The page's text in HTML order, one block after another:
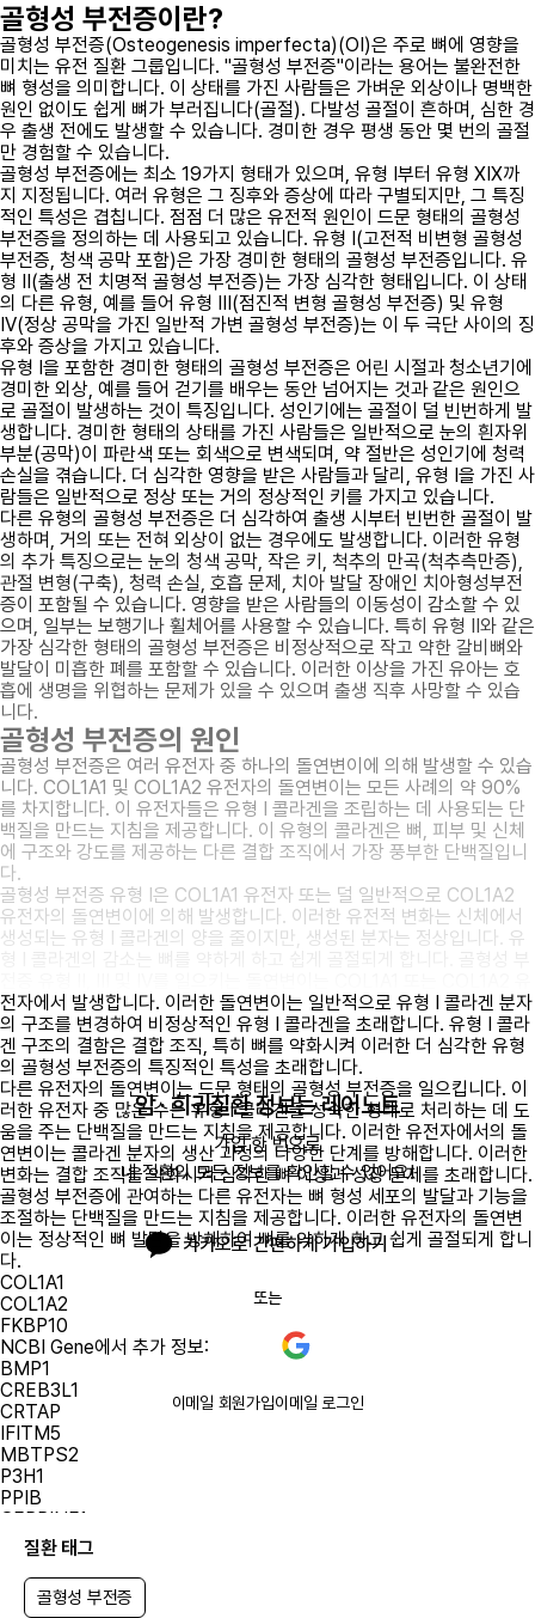
골형성 부전증이란?
골형성 부전증(Osteogenesis imperfecta)(OI)은 주로 뼈에 영향을
미치는 유전 질환 그룹입니다. "골형성 부전증"이라는 용어는 불완전한
뼈 형성을 의미합니다. 이 상태를 가진 사람들은 가벼운 외상이나 명백한
원인 없이도 쉽게 뼈가 부러집니다(골절). 다발성 골절이 흔하며, 심한 경
우 출생 전에도 발생할 수 있습니다. 경미한 경우 평생 동안 몇 번의 골절
만 경험할 수 있습니다.
골형성 부전증에는 최소 19가지 형태가 있으며, 유형 I부터 유형 XIX까
지 지정됩니다. 여러 유형은 그 징후와 증상에 따라 구별되지만, 그 특징
적인 특성은 겹칩니다. 점점 더 많은 유전적 원인이 드문 형태의 골형성
부전증을 정의하는 데 사용되고 있습니다. 유형 I(고전적 비변형 골형성
부전증, 청색 공막 포함)은 가장 경미한 형태의 골형성 부전증입니다. 유
형 II(출생 전 치명적 골형성 부전증)는 가장 심각한 형태입니다. 이 상태
의 다른 유형, 예를 들어 유형 III(점진적 변형 골형성 부전증) 및 유형
IV(정상 공막을 가진 일반적 가변 골형성 부전증)는 이 두 극단 사이의 징
후와 증상을 가지고 있습니다.
유형 I을 포함한 경미한 형태의 골형성 부전증은 어린 시절과 청소년기에
경미한 외상, 예를 들어 걷기를 배우는 동안 넘어지는 것과 같은 원인으
로 골절이 발생하는 것이 특징입니다. 성인기에는 골절이 덜 빈번하게 발
생합니다. 경미한 형태의 상태를 가진 사람들은 일반적으로 눈의 흰자위
부분(공막)이 파란색 또는 회색으로 변색되며, 약 절반은 성인기에 청력
손실을 겪습니다. 더 심각한 영향을 받은 사람들과 달리, 유형 I을 가진 사
람들은 일반적으로 정상 또는 거의 정상적인 키를 가지고 있습니다.
다른 유형의 골형성 부전증은 더 심각하여 출생 시부터 빈번한 골절이 발
생하며, 거의 또는 전혀 외상이 없는 경우에도 발생합니다. 이러한 유형
의 추가 특징으로는 눈의 청색 공막, 작은 키, 척추의 만곡(척추측만증),
관절 변형(구축), 청력 손실, 호흡 문제, 치아 발달 장애인 치아형성부전
증이 포함될 수 있습니다. 영향을 받은 사람들의 이동성이 감소할 수 있
으며, 일부는 보행기나 휠체어를 사용할 수 있습니다. 특히 유형 II와 같은
가장 심각한 형태의 골형성 부전증은 비정상적으로 작고 약한 갈비뼈와
발달이 미흡한 폐를 포함할 수 있습니다. 이러한 이상을 가진 유아는 호
흡에 생명을 위협하는 문제가 있을 수 있으며 출생 직후 사망할 수 있습
니다.
골형성 부전증의 원인
골형성 부전증은 여러 유전자 중 하나의 돌연변이에 의해 발생할 수 있습
니다. COL1A1 및 COL1A2 유전자의 돌연변이는 모든 사례의 약 90%
를 차지합니다. 이 유전자들은 유형 I 콜라겐을 조립하는 데 사용되는 단
백질을 만드는 지침을 제공합니다. 이 유형의 콜라겐은 뼈, 피부 및 신체
에 구조와 강도를 제공하는 다른 결합 조직에서 가장 풍부한 단백질입니
다.
골형성 부전증 유형 I은 COL1A1 유전자 또는 덜 일반적으로 COL1A2
유전자의 돌연변이에 의해 발생합니다. 이러한 유전적 변화는 신체에서
생성되는 유형 I 콜라겐의 양을 줄이지만, 생성된 분자는 정상입니다. 유
전자에서 발생합니다. 이러한 돌연변이는 일반적으로 유형 I 콜라겐 분자
의 구조를 변경하여 비정상적인 유형 I 콜라겐을 초래합니다. 유형 I 콜라
겐 구조의 결함은 결합 조직, 특히 뼈를 약화시켜 이러한 더 심각한 유형
의 골형성 부전증의 특징적인 특성을 초래합니다.
다른 유전자의 돌연변이는 드문 형태의 골형성 부전증을 일으킵니다. 이
러한 유전자 중 많은 수는 유형 I 콜라겐을 성숙한 형태로 처리하는 데 도
움을 주는 단백질을 만드는 지침을 제공합니다. 이러한 유전자에서의 돌
연변이는 콜라겐 분자의 생산 과정의 다양한 단계를 방해합니다. 이러한
변화는 결합 조직을 약화시켜 심각한 뼈 이상과 성장 문제를 초래합니다.
골형성 부전증에 관여하는 다른 유전자는 뼈 형성 세포의 발달과 기능을
조절하는 단백질을 만드는 지침을 제공합니다. 이러한 유전자의 돌연변
이는 정상적인 뼈 발달을 방해하여 뼈를 약하게 하고 쉽게 골절되게 합니
다.
COL1A1
COL1A2
FKBP10
NCBI Gene에서 추가 정보:
BMP1
CREB3L1
CRTAP
IFITM5
MBTPS2
P3H1
PPIB
SERPINF1
SERPINH1
SP7
SPARC
TENT5A
암 · 희귀질환 정보는 레어노트
가입 한 번으로
내 질환의 모든 정보를 확인할 수 있어요!
카카오로 간편하게 가입하기
또는
이메일 회원가입이메일 로그인
질환 태그
골형성 부전증